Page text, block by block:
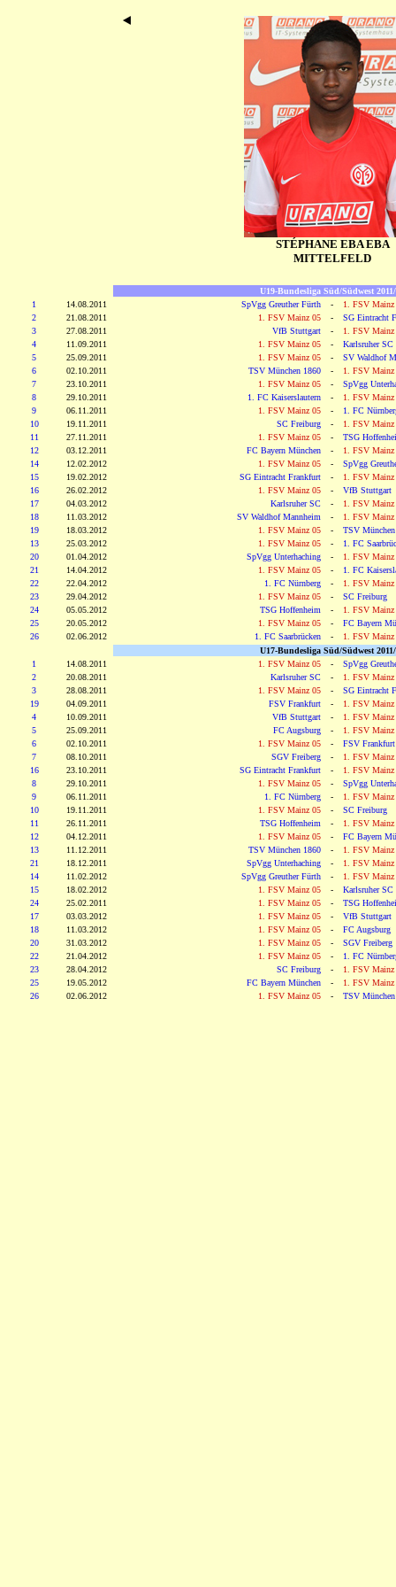
STÉPHANE EBA EBA
MITTELFELD
U19-Bundesliga Süd/Südwest
1
14.08.2011 SpVgg Greuther Fürth -
1. FSV Mainz
2
21.08.2011 1. FSV Mainz 05 -
SG Eintracht
3
27.08.2011 VfB Stuttgart -
1. FSV Mainz
4
11.09.2011 1. FSV Mainz 05 -
Karlsruher SC
5
25.09.2011 1. FSV Mainz 05 -
SV Waldhof
6
02.10.2011 TSV München 1860 -
1. FSV Mainz
7
23.10.2011 1. FSV Mainz 05 -
SpVgg
8
29.10.2011 1. FC Kaiserslautern -
1. FSV Mainz
9
06.11.2011 1. FSV Mainz 05 -
1. FC
10
19.11.2011 SC Freiburg -
1. FSV Mainz
11
27.11.2011 1. FSV Mainz 05 -
TSG
12
03.12.2011 FC Bayern München -
1. FSV Mainz
14
12.02.2012 1. FSV Mainz 05 -
SpVgg
15
19.02.2012 SG Eintracht Frankfurt -
1. FSV Mainz
16
26.02.2012 1. FSV Mainz 05 -
VfB Stuttgart
17
04.03.2012 Karlsruher SC -
1. FSV Mainz
18
11.03.2012 SV Waldhof Mannheim -
1. FSV Mainz
19
18.03.2012 1. FSV Mainz 05 -
TSV
13
25.03.2012 1. FSV Mainz 05 -
1. FC
20
01.04.2012 SpVgg Unterhaching -
1. FSV Mainz
21
14.04.2012 1. FSV Mainz 05 -
1. FC
22
22.04.2012 1. FC Nürnberg -
1. FSV Mainz
23
29.04.2012 1. FSV Mainz 05 -
SC Freiburg
24
05.05.2012 TSG Hoffenheim -
1. FSV Mainz
25
20.05.2012 1. FSV Mainz 05 -
FC Bayern
26
02.06.2012 1. FC Saarbrücken -
1. FSV Mainz
U17-Bundesliga Süd/Südwest
1
14.08.2011 1. FSV Mainz 05 -
SpVgg
2
20.08.2011 Karlsruher SC -
1. FSV Mainz
3
28.08.2011 1. FSV Mainz 05 -
SG Eintracht
19
04.09.2011 FSV Frankfurt -
1. FSV Mainz
4
10.09.2011 VfB Stuttgart -
1. FSV Mainz
5
25.09.2011 FC Augsburg -
1. FSV Mainz
6
02.10.2011 1. FSV Mainz 05 -
FSV Frankfurt
7
08.10.2011 SGV Freiberg -
1. FSV Mainz
16
23.10.2011 SG Eintracht Frankfurt -
1. FSV Mainz
8
29.10.2011 1. FSV Mainz 05 -
SpVgg
9
06.11.2011 1. FC Nürnberg -
1. FSV Mainz
10
19.11.2011 1. FSV Mainz 05 -
SC Freiburg
11
26.11.2011 TSG Hoffenheim -
1. FSV Mainz
12
04.12.2011 1. FSV Mainz 05 -
FC Bayern
13
11.12.2011 TSV München 1860 -
1. FSV Mainz
21
18.12.2011 SpVgg Unterhaching -
1. FSV Mainz
14
11.02.2012 SpVgg Greuther Fürth -
1. FSV Mainz
15
18.02.2012 1. FSV Mainz 05 -
Karlsruher SC
24
25.02.2011 1. FSV Mainz 05 -
TSG
17
03.03.2012 1. FSV Mainz 05 -
VfB Stuttgart
18
11.03.2012 1. FSV Mainz 05 -
FC Augsburg
20
31.03.2012 1. FSV Mainz 05 -
SGV Freiberg
22
21.04.2012 1. FSV Mainz 05 -
1. FC
23
28.04.2012 SC Freiburg -
1. FSV Mainz
25
19.05.2012 FC Bayern München -
1. FSV Mainz
26
02.06.2012 1. FSV Mainz 05 - TSV